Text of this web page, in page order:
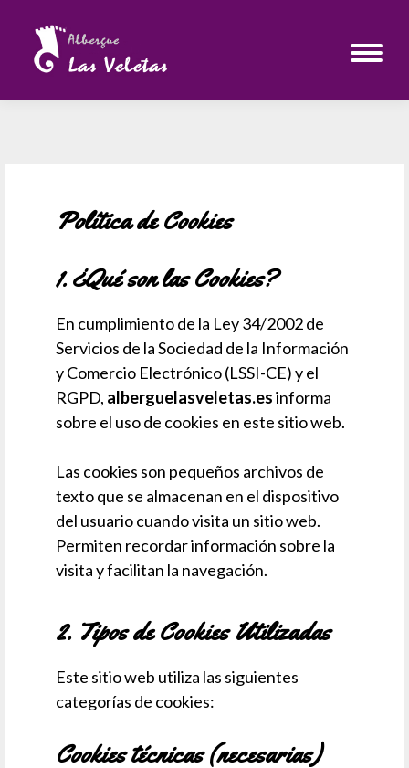
Política de Cookies
1. ¿Qué son las Cookies?
En cumplimiento de la Ley 34/2002 de
Servicios de la Sociedad de la Información
y Comercio Electrónico (LSSI-CE) y el
RGPD, alberguelasveletas.esinforma
sobre el uso de cookies en este sitio web.
Las cookies son pequeños archivos de
texto que se almacenan en el dispositivo
del usuario cuando visita un sitio web.
Permiten recordar información sobre la
visita y facilitan la navegación.
2. Tipos de Cookies Utilizadas
Este sitio web utiliza las siguientes
categorías de cookies:
Cookies técnicas (necesarias)